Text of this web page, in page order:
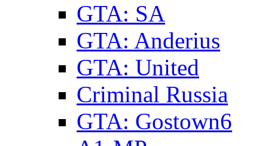
GTA: SA
GTA: Anderius
GTA: United
Criminal Russia
GTA: Gostown6